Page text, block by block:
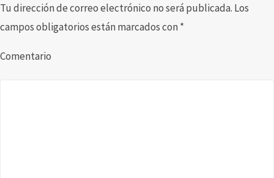
Tu dirección de correo electrónico no será publicada. Los
campos obligatorios están marcados con *
Comentario